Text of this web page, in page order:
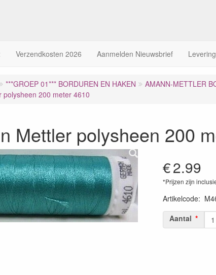
Verzendkosten 2026 Aanmelden Nieuwsbrief
***GROEP 01*** BORDUREN EN HAKEN
AMANN-METTLER
polysheen 200 meter 4610
Mettler polysheen 200
€2.99
*Prijzen zijn
Artikelcode:
Aantal